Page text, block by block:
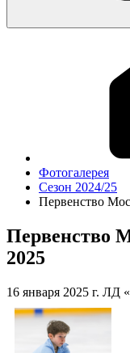
Фотогалерея
Сезон 2024/25
Первенство
Первенство
2025
16 января 2025 г. ЛД